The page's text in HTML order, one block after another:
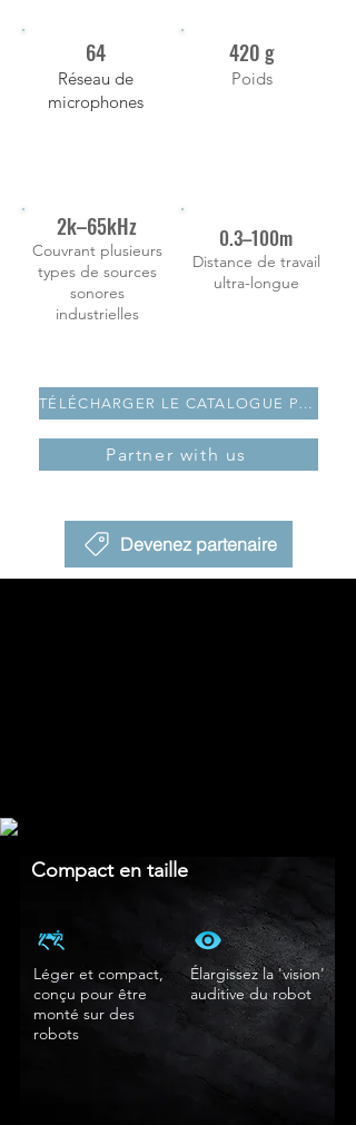
64
Réseau de
microphones
420 g
Poids
2k–65kHz
Couvrant plusieurs
types de sources​
sonores
industrielles
0.3–100m
Distance de travail
ultra-longue
TÉLÉCHARGER LE CATALOGUE PDF
Partner with us
Devenez partenaire
Compact en taille
​Léger et compact,
conçu pour être
monté sur des
robots
Élargissez la 'vision'
auditive du robot